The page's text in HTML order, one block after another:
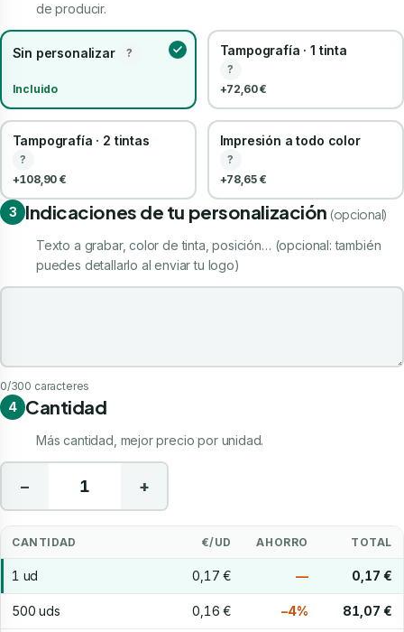
de producir.
Sin personalizar ?
Incluido
Tampografía · 1 tinta
?
+72,60 €
Tampografía · 2 tintas
?
+108,90 €
Impresión a todo color
?
+78,65 €
3 Indicaciones de tu personalización (opcional)
Texto a grabar, color de tinta, posición… (opcional: también
puedes detallarlo al enviar tu logo)
Indicaciones de tu personalización
0/300 caracteres
4 Cantidad
Más cantidad, mejor precio por unidad.
− +
CANTIDAD €/UD AHORRO TOTAL
1 ud 0,17 € — 0,17 €
500 uds 0,16 € −4% 81,07 €